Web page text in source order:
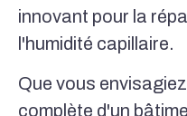
innovant pour la
l'humidité capillaire.
Que vous
complète d'un